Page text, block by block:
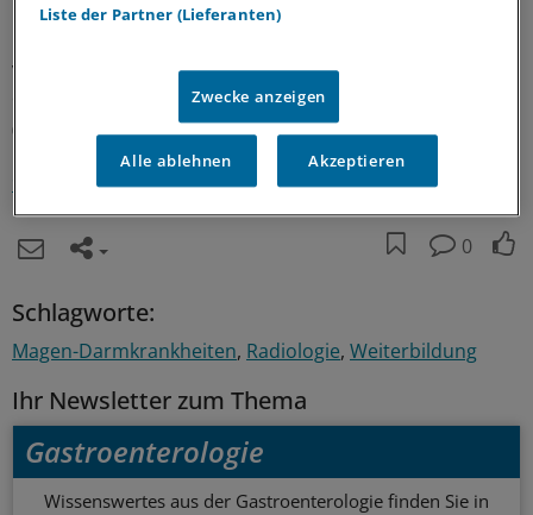
von Kollegen zur Verfügung gestellt werden, sondern
eben auch von den Spenden der zufriedenen Nutzer.
(gwa)
www.liveratlas.org
0
Schlagworte:
Magen-Darmkrankheiten Radiologie Weiterbildung
Ihr Newsletter zum Thema
Gastroenterologie
Wissenswertes aus der Gastroenterologie finden Sie in
Liste der Partner (Lieferanten)
Zwecke anzeigen
Alle ablehnen Akzeptieren